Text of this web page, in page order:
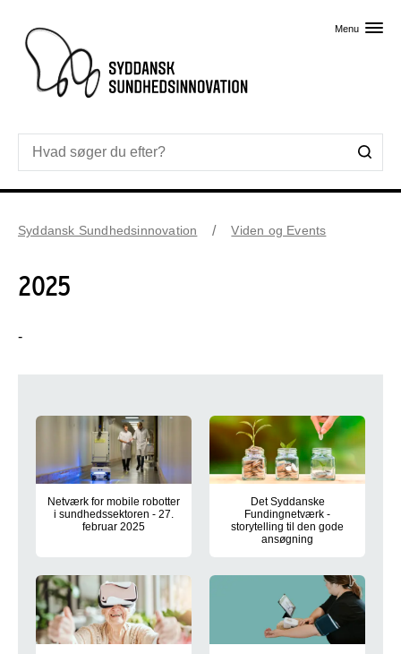
Menu
Syddansk Sundhedsinnovation Viden og Events
2025
-
2025
Netværk for mobile robotter
i sundhedssektoren - 27.
februar 2025
Det Syddanske
Fundingnetværk -
storytelling til den gode
ansøgning